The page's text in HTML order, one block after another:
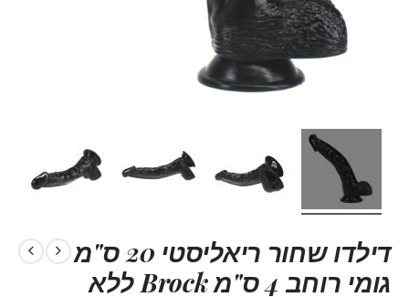
דילדו שחור ריאליסטי 20 ס"מ
גומי רוחב 4 ס"מ Brock ללא